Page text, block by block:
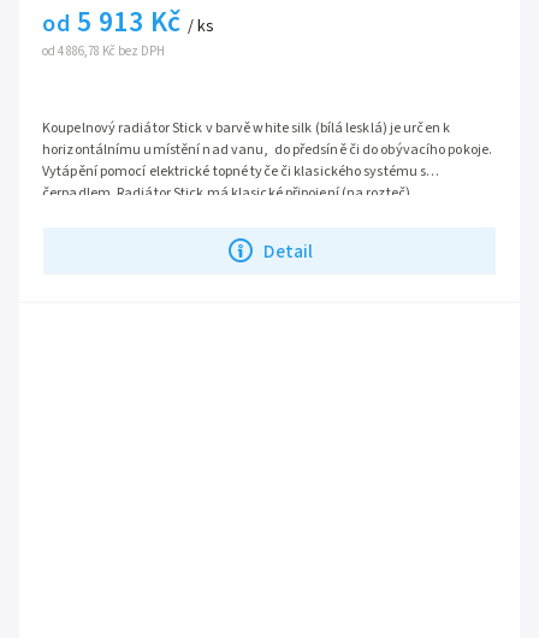
od 4 886,78 Kč bez DPH
od 5 913 Kč / ks
Detail
Koupelnový radiátor Stick v barvě white silk (bílá lesklá) je určen k
horizontálnímu umístění nad vanu, do předsíně či do obývacího pokoje.
Vytápění pomocí elektrické topné tyče či klasického systému s
čerpadlem. Radiátor Stick má klasické připojení (na rozteč).
140, 160 cm, možno zvolit v rozbalovacím okně variant.